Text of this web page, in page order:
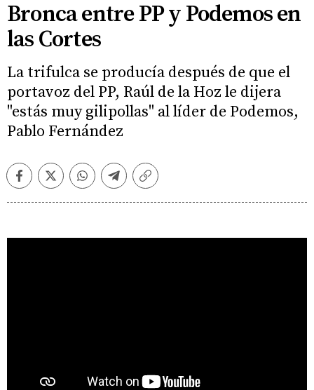
Bronca entre PP y Podemos en
las Cortes
La trifulca se producía después de que el
portavoz del PP, Raúl de la Hoz le dijera
"estás muy gilipollas" al líder de Podemos,
Pablo Fernández
FacebookTwitterWhatsappTelegramCopiar